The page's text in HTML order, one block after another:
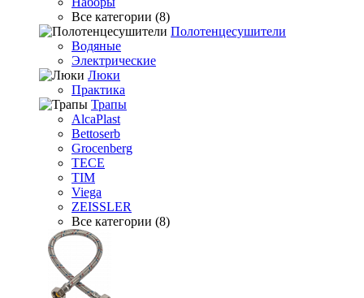
Все категории (8)
Полотенцесушители
Водяные
Электрические
Люки
Практика
Трапы
AlcaPlast
Bettoserb
Grocenberg
TECE
TIM
Viega
ZEISSLER
Все категории (8)